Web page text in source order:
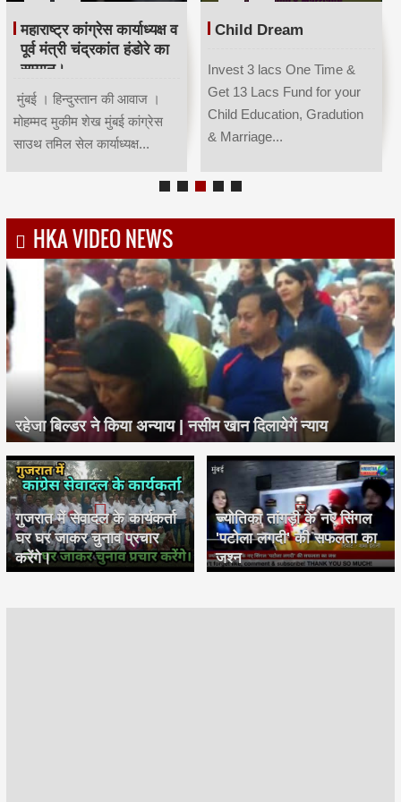
महाराष्ट्र कांग्रेस कार्याध्यक्ष व
पूर्व मंत्री चंद्रकांत हंडोरे का
सम्मान।
मुंबई । हिन्दुस्तान की आवाज ।
मोहम्मद मुकीम शेख मुंबई कांग्रेस
साउथ तमिल सेल कार्याध्यक्ष...
Child Dream
Invest 3 lacs One Time &
Get 13 Lacs Fund for your
Child Education, Gradution
& Marriage...
HKA VIDEO NEWS
रहेजा बिल्डर ने किया अन्याय | नसीम खान दिलायेगें न्याय
गुजरात में सेवादल के कार्यकर्ता
घर घर जाकर चुनाव प्रचार
करेंगे।
ज्योतिका तांगड़ी के नए सिंगल
'पटोला लगदी' की सफलता का
जश्न